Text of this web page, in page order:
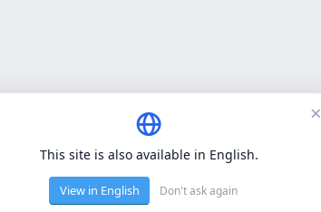
de base du site. Nous n'utilisons pas de cookies tiers.
×
This site is also available in English.
View in English Don't ask again